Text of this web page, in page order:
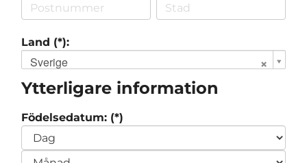
Land (*):
Sverige
Ytterligare information
Födelsedatum: (*)